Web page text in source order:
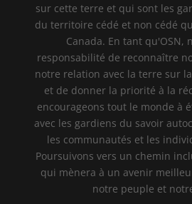
sur cette terre et qui sont les
du territoire cédé et non cédé
Canada. En tant qu'OSN,
responsabilité de reconnaître
notre relation avec la terre sur
et de donner la priorité à la
encourageons tout le monde à
avec les gardiens du savoir
les communautés et les
Poursuivons vers un chemin
qui mènera à un avenir
notre peuple et